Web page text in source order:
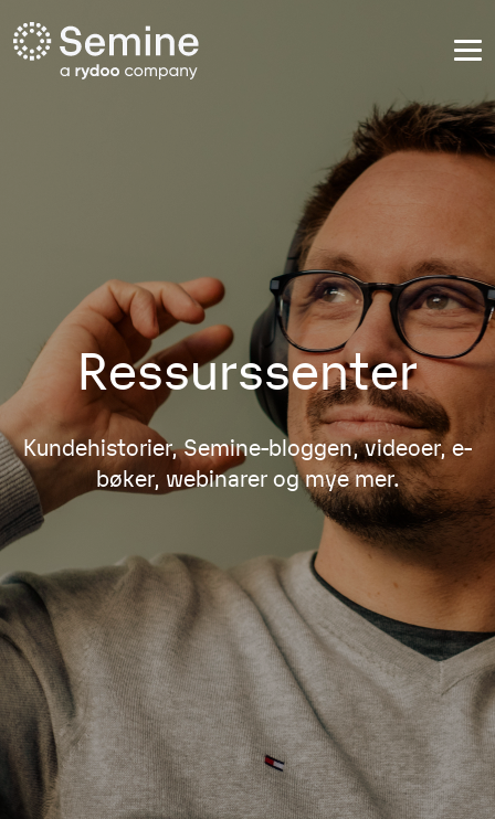
Ressurssenter
Kundehistorier, Semine-bloggen, videoer, e-
bøker, webinarer og mye mer.